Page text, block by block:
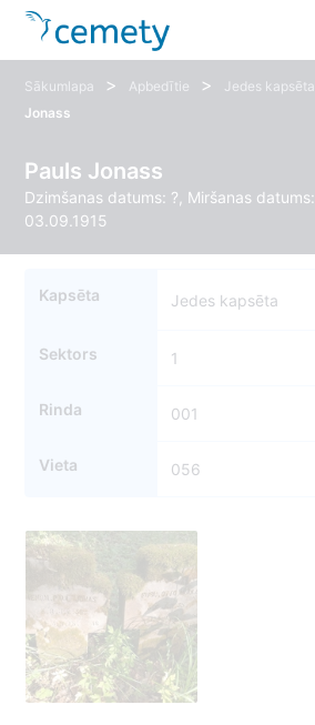
Sākumlapa > Apbedītie > Jedes kapsēta
Jonass
Pauls Jonass
Dzimšanas datums: ?, Miršanas datums:
03.09.1915
Kapsēta Jedes kapsēta
Sektors 1
Rinda 001
Vieta 056